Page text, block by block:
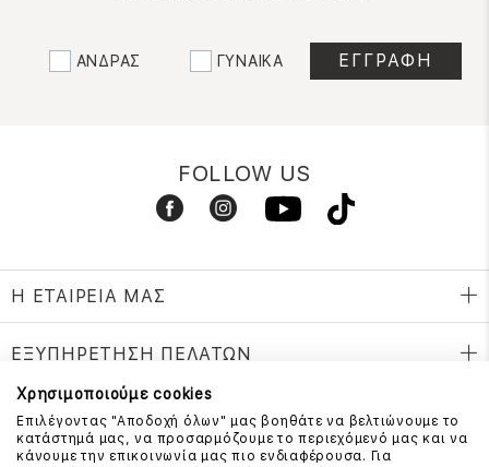
ΑΝΔΡΑΣ ΓΥΝΑΙΚΑ
FOLLOW US
Η ΕΤΑΙΡΕΙΑ ΜΑΣ
ΕΞΥΠΗΡΕΤΗΣΗ ΠΕΛΑΤΩΝ
ΕΠΙΚΟΙΝΩΝΗΣΤΕ ΜΑΖΙ ΜΑΣ
Χρησιμοποιούμε cookies
Επιλέγοντας "Αποδοχή όλων" μας βοηθάτε να βελτιώνουμε το
κατάστημά μας, να προσαρμόζουμε το περιεχόμενό μας και να
κάνουμε την επικοινωνία μας πιο ενδιαφέρουσα. Για